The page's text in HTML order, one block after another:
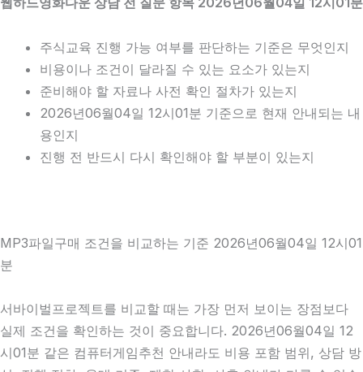
주식교육 진행 가능 여부를 판단하는 기준은 무엇인지
비용이나 조건이 달라질 수 있는 요소가 있는지
준비해야 할 자료나 사전 확인 절차가 있는지
2026년06월04일 12시01분 기준으로 현재 안내되는 내
용인지
진행 전 반드시 다시 확인해야 할 부분이 있는지
MP3파일구매 조건을 비교하는 기준 2026년06월04일 12시01
분
서바이벌프로젝트를 비교할 때는 가장 먼저 보이는 장점보다
실제 조건을 확인하는 것이 중요합니다. 2026년06월04일 12
시01분 같은 컴퓨터게임추천 안내라도 비용 포함 범위, 상담 방